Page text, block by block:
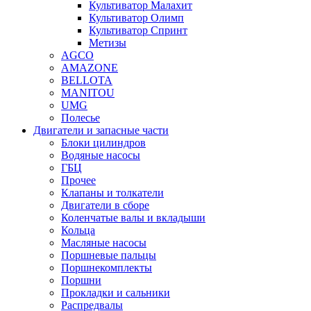
Культиватор Малахит
Культиватор Олимп
Культиватор Спринт
Метизы
AGCO
AMAZONE
BELLOTA
MANITOU
UMG
Полесье
Двигатели и запасные части
Блоки цилиндров
Водяные насосы
ГБЦ
Прочее
Клапаны и толкатели
Двигатели в сборе
Коленчатые валы и вкладыши
Кольца
Масляные насосы
Поршневые пальцы
Поршнекомплекты
Поршни
Прокладки и сальники
Распредвалы